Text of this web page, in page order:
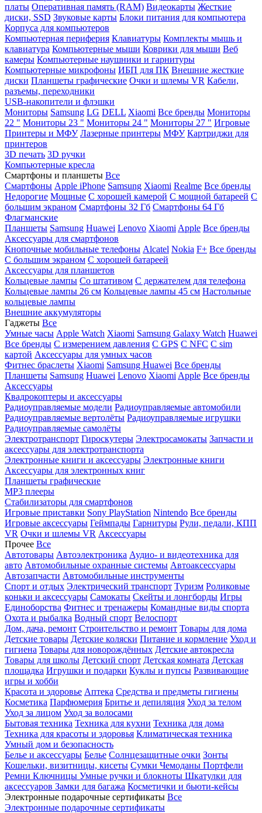
платы Оперативная память (RAM) Видеокарты Жесткие
диски, SSD Звуковые карты Блоки питания для компьютера
Корпуса для компьютеров
Компьютерная периферия Клавиатуры Комплекты мышь и
клавиатура Компьютерные мыши Коврики для мыши Веб
камеры Компьютерные наушники и гарнитуры
Компьютерные микрофоны ИБП для ПК Внешние жесткие
диски Планшеты графические Очки и шлемы VR Кабели,
разъемы, переходники
USB-накопители и флэшки
Мониторы Samsung LG DELL Xiaomi Все бренды Мониторы
22 " Мониторы 23 " Мониторы 24 " Мониторы 27 " Игровые
Принтеры и МФУ Лазерные принтеры МФУ Картриджи для
принтеров
3D печать 3D ручки
Компьютерные кресла
Смартфоны и планшеты Все
Смартфоны Apple iPhone Samsung Xiaomi Realme Все бренды
Недорогие Мощные С хорошей камерой С мощной батареей С
большим экраном Смартфоны 32 Гб Смартфоны 64 Гб
Флагманские
Планшеты Samsung Huawei Lenovo Xiaomi Apple Все бренды
Аксессуары для смартфонов
Кнопочные мобильные телефоны Alcatel Nokia F+ Все бренды
С большим экраном С хорошей батареей
Аксессуары для планшетов
Кольцевые лампы Со штативом C держателем для телефона
Кольцевые лампы 26 см Кольцевые лампы 45 см Настольные
кольцевые лампы
Внешние аккумуляторы
Гаджеты Все
Умные часы Apple Watch Xiaomi Samsung Galaxy Watch Huawei
Все бренды C измерением давления C GPS C NFC C sim
картой Аксессуары для умных часов
Фитнес браслеты Xiaomi Samsung Huawei Все бренды
Планшеты Samsung Huawei Lenovo Xiaomi Apple Все бренды
Аксессуары
Квадрокоптеры и аксессуары
Радиоуправляемые модели Радиоуправляемые автомобили
Радиоуправляемые вертолёты Радиоуправляемые игрушки
Радиоуправляемые самолёты
Электротранспорт Гироскутеры Электросамокаты Запчасти и
аксессуары для электротранспорта
Электронные книги и аксессуары Электронные книги
Аксессуары для электронных книг
Планшеты графические
MP3 плееры
Стабилизаторы для смартфонов
Игровые приставки Sony PlayStation Nintendo Все бренды
Игровые аксессуары Геймпады Гарнитуры Рули, педали, КПП
VR Очки и шлемы VR Аксессуары
Прочее Все
Автотовары Автоэлектроника Аудио- и видеотехника для
авто Автомобильные охранные системы Автоаксессуары
Автозапчасти Автомобильные инструменты
Спорт и отдых Электрический транспорт Туризм Роликовые
коньки и аксессуары Самокаты Скейты и лонгборды Игры
Единоборства Фитнес и тренажеры Командные виды спорта
Охота и рыбалка Водный спорт Велоспорт
Дом, дача, ремонт Строительство и ремонт Товары для дома
Детские товары Детские коляски Питание и кормление Уход и
гигиена Товары для новорождённых Детские автокресла
Товары для школы Детский спорт Детская комната Детская
площадка Игрушки и подарки Куклы и пупсы Развивающие
игры и хобби
Красота и здоровье Аптека Средства и предметы гигиены
Косметика Парфюмерия Бритье и депиляция Уход за телом
Уход за лицом Уход за волосами
Бытовая техника Техника для кухни Техника для дома
Техника для красоты и здоровья Климатическая техника
Умный дом и безопасность
Белье и аксессуары Белье Солнцезащитные очки Зонты
Кошельки, визитницы, кисеты Сумки Чемоданы Портфели
Ремни Ключницы Умные ручки и блокноты Шкатулки для
аксессуаров Замки для багажа Косметички и бьюти-кейсы
Электронные подарочные сертификаты Все
Электронные подарочные сертификаты